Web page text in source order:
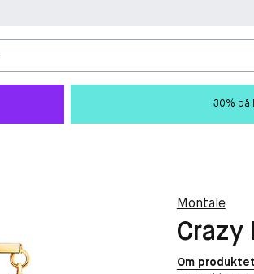
30% på
Montale
Crazy
Om produktet